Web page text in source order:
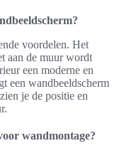
voordelen. Het
aan de muur wordt
een moderne en
een wandbeeldscherm
je de positie en
wandmontage?